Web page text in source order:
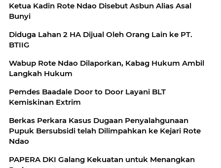
Ketua Kadin Rote Ndao Disebut Asbun Alias Asal
Bunyi
Diduga Lahan 2 HA Dijual Oleh Orang Lain ke PT.
BTIIG
Wabup Rote Ndao Dilaporkan, Kabag Hukum Ambil
Langkah Hukum
Pemdes Baadale Door to Door Layani BLT
Kemiskinan Extrim
Berkas Perkara Kasus Dugaan Penyalahgunaan
Pupuk Bersubsidi telah Dilimpahkan ke Kejari Rote
Ndao
PAPERA DKI Galang Kekuatan untuk Menangkan